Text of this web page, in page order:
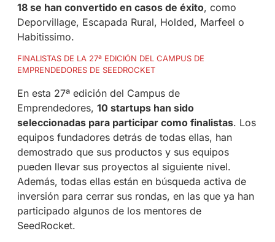
18 se han convertido en casos de éxito, como
Deporvillage, Escapada Rural, Holded, Marfeel o
Habitissimo.
FINALISTAS DE LA 27ª EDICIÓN DEL CAMPUS DE
EMPRENDEDORES DE SEEDROCKET
En esta 27ª edición del Campus de
Emprendedores, 10 startups han sido
seleccionadas para participar como finalistas. Los
equipos fundadores detrás de todas ellas, han
demostrado que sus productos y sus equipos
pueden llevar sus proyectos al siguiente nivel.
Además, todas ellas están en búsqueda activa de
inversión para cerrar sus rondas, en las que ya han
participado algunos de los mentores de
SeedRocket.